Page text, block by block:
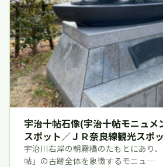
宇治十帖石像(宇治十帖モニュ
スポット／ＪＲ奈良線観光スポッ
宇治川右岸の朝霧橋のたもとにあり
帖」の古跡全体を象徴するモニュ…